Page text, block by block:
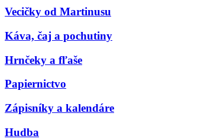
Vecičky od Martinusu
Káva, čaj a pochutiny
Hrnčeky a fľaše
Papiernictvo
Zápisníky a kalendáre
Hudba